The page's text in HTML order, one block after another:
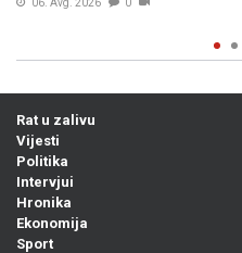
Rat u zalivu
Vijesti
Politika
Intervjui
Hronika
Ekonomija
Sport